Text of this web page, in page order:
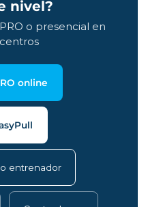
nivel?
o presencial en
online
entrenador